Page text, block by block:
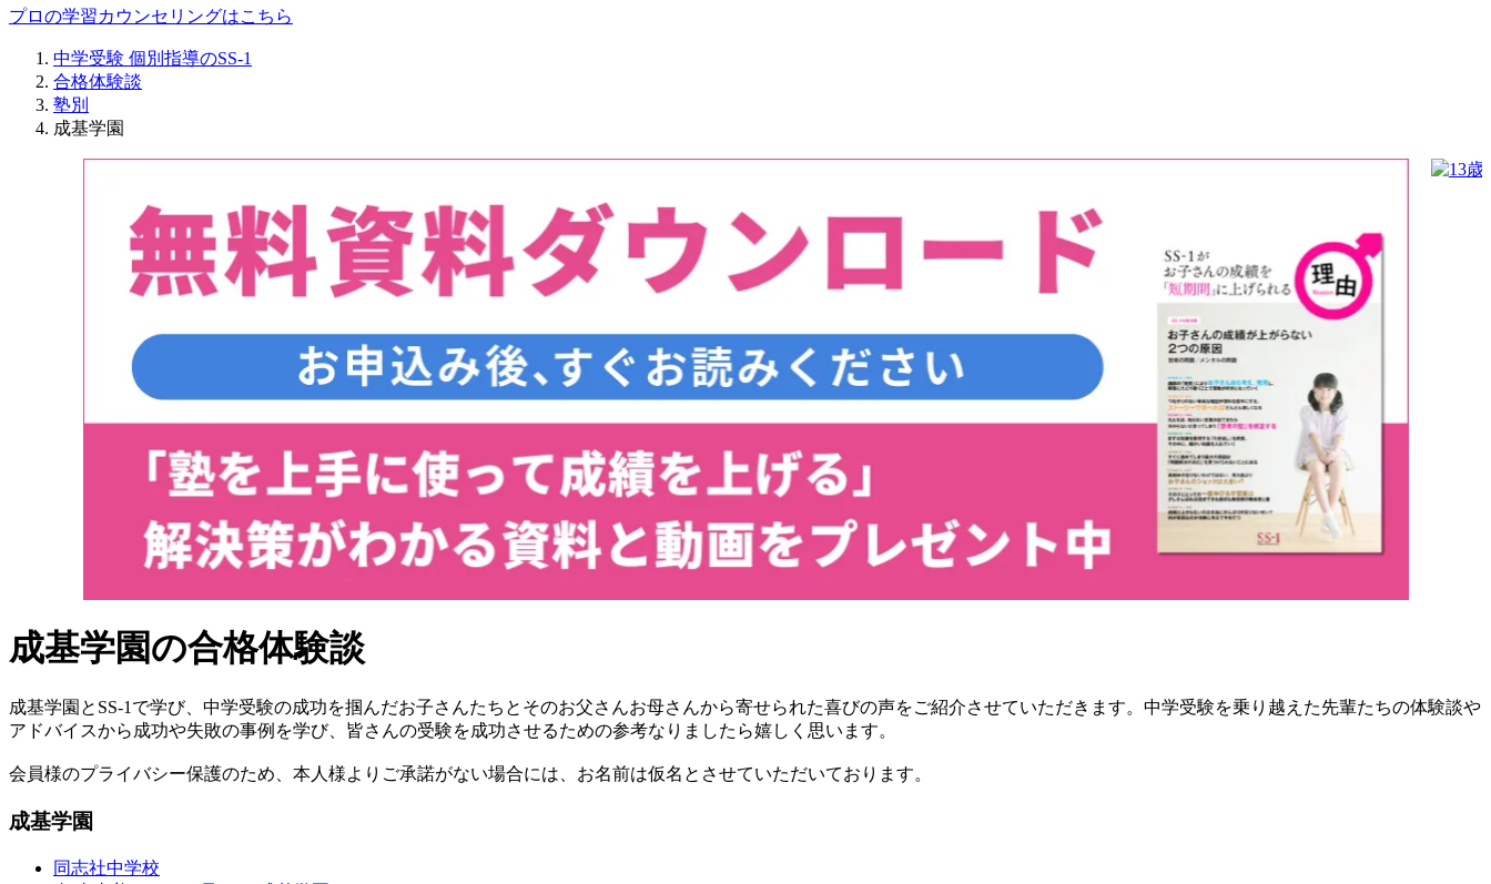
プロの学習カウンセリングはこちら
中学受験 個別指導のSS-1
合格体験談
塾別
成基学園
成基学園の合格体験談
成基学園とSS-1で学び、中学受験の成功を掴んだお子さんたちとそのお父さんお母さんから寄せられた喜びの声をご紹介させていただきます。中学受験を乗り越えた先輩たちの体験談や
アドバイスから成功や失敗の事例を学び、皆さんの受験を成功させるための参考なりましたら嬉しく思います。
会員様のプライバシー保護のため、本人様よりご承諾がない場合には、お名前は仮名とさせていただいております。
成基学園
同志社中学校